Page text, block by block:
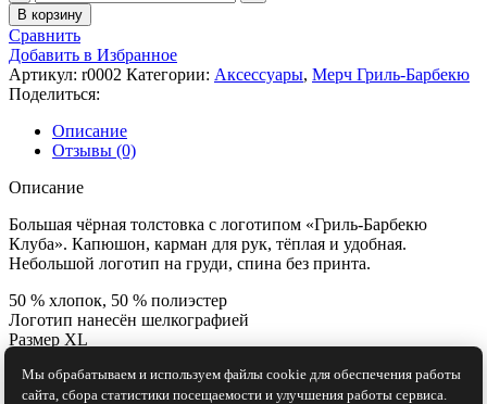
Толстовка
«Гриль-
Барбекю
Клуб»
(только
лого),
черная
В корзину
Сравнить
Добавить в Избранное
Артикул: r0002 Категории: Аксессуары, Мерч Гриль-Барбекю
Поделиться:
Описание
Отзывы (0)
Описание
Большая чёрная толстовка с логотипом «Гриль-Барбекю
Клуба». Капюшон, карман для рук, тёплая и удобная.
Небольшой логотип на груди, спина без принта.
50 % хлопок, 50 % полиэстер
Логотип нанесён шелкографией
Размер XL
Отзывы (0)
Мы обрабатываем и используем файлы cookie для обеспечения работы
сайта, сбора статистики посещаемости и улучшения работы сервиса.